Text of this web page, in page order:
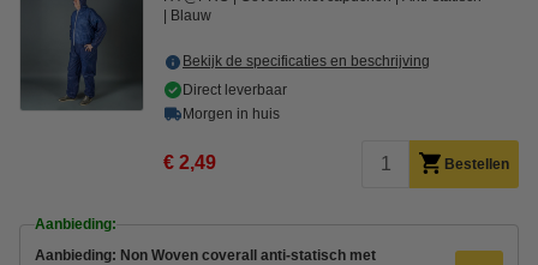
Blauw
Bekijk de specificaties en beschrijving
Direct leverbaar
Morgen in huis
€ 2,49 Bestellen
Aanbieding:
Aanbieding: Non Woven coverall anti-statisch met